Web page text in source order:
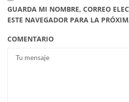
GUARDA MI NOMBRE, CORREO
ESTE NAVEGADOR PARA LA
COMENTARIO